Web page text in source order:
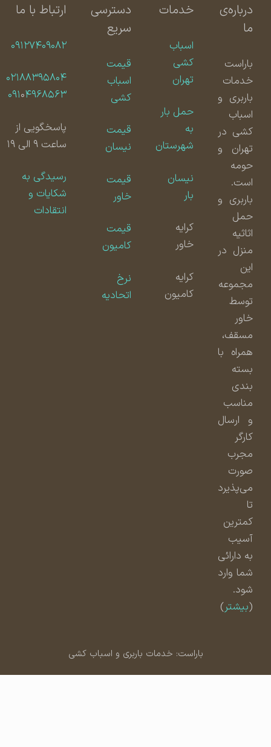
درباره‌ی
باراست
خدمات
باربری و
اسباب
کشی در
تهران و
حومه
است.
باربری و
حمل
اثاثیه
منزل در
مجموعه
توسط
مسقف،
همراه با
بسته
بندی
مناسب
و ارسال
مجرب
صورت
می‌پذیرد
کمترین
آسیب
به دارائی
شما وارد
شود.
بیشتر)
خدمات
اسباب
کشی
تهران
حمل بار
شهرستان
نیسان
کامیون
دسترسی
سریع
قیمت
اسباب
کشی
قیمت
نیسان
قیمت
قیمت
کامیون
اتحادیه
ارتباط با ما
۰۹۱۲۷۴۰۹۰۸۲
۰۲۱۸۸۳۹۵۸۰۴
۰۹۱۰۴۹۶۸۵۶۳
پاسخگویی از
ساعت ۹ الی ۱۹
رسیدگی به
شکایات و
انتقادات
باراست: خدمات باربری و اسباب کشی